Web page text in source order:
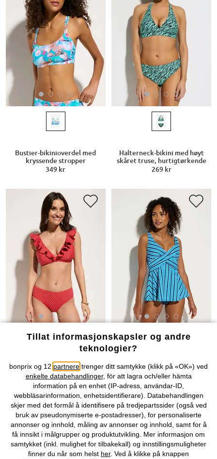
Bustier-bikinioverdel med
kryssende stropper
349 kr
Halterneck-bikini med høyt
skåret truse, hurtigtørkende
269 kr
Bikini
379 kr
Tankini i omslagsstil
439 kr
Tillat informasjonskapsler og andre
teknologier?
bonprix og 12 partnere trenger ditt samtykke (klikk på «OK») ved
enkelte databehandlinger, för att lagra och/eller hämta
information på en enhet (IP-adress, användar-ID,
webbläsarinformation, enhetsidentifierare). Databehandlingen
skjer med det formål å identifisere på tredjepartssider (også ved
bruk av pseudonymiserte e-postadresser), for personaliserte
annonser og innhold, måling av annonser og innhold, samt for å
få innsikt i målgrupper og produktutvikling. Mer informasjon om
samtykket (inkl. mulighet for tilbakekall) og innstillingsmuligheter
finner du når som helst her. Ved å klikke på knappen